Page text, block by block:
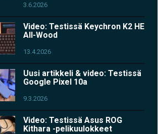
3.6.2026
Video: Testissä Keychron K2 HE
All-Wood
13.4.2026
Uusi artikkeli & video: Testissä
Google Pixel 10a
9.3.2026
Video: Testissä Asus ROG
Kithara -pelikuulokkeet